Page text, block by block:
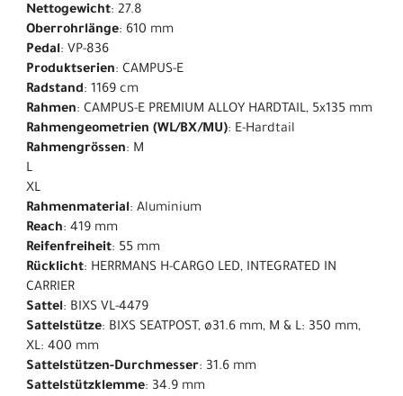
Nettogewicht: 27.8
Oberrohrlänge: 610 mm
Pedal: VP-836
Produktserien: CAMPUS-E
Radstand: 1169 cm
Rahmen: CAMPUS-E PREMIUM ALLOY HARDTAIL, 5x135 mm
Rahmengeometrien (WL/BX/MU): E-Hardtail
Rahmengrössen: M
L
XL
Rahmenmaterial: Aluminium
Reach: 419 mm
Reifenfreiheit: 55 mm
Rücklicht: HERRMANS H-CARGO LED, INTEGRATED IN
CARRIER
Sattel: BIXS VL-4479
Sattelstütze: BIXS SEATPOST, ø31.6 mm, M & L: 350 mm,
XL: 400 mm
Sattelstützen-Durchmesser: 31.6 mm
Sattelstützklemme: 34.9 mm